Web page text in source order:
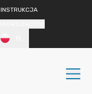
INSTRUKCJA